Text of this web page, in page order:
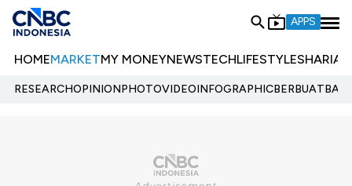
APPS
HOMEMARKETMY MONEYNEWSTECHLIFESTYLESHARIA
RESEARCHOPINIONPHOTOVIDEOINFOGRAPHIC